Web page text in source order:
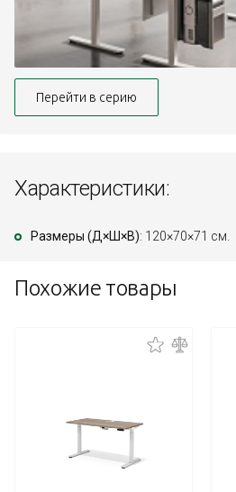
Перейти в серию
Характеристики:
Размеры (Д×Ш×В): 120×70×71 см.
Похожие товары